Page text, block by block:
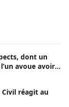
dont un
avoue avoir
Civil réagit au